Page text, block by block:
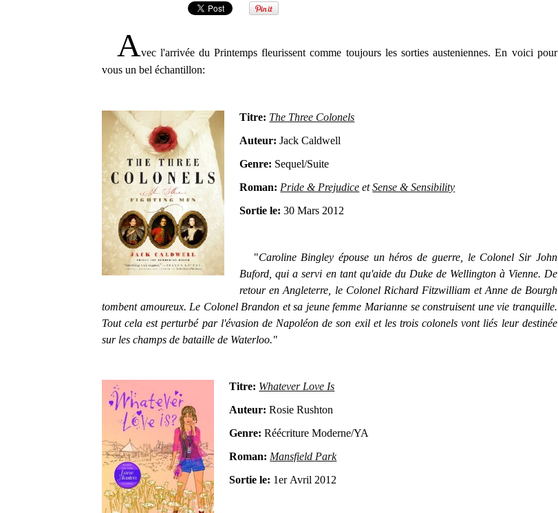
A vec l'arrivée du Printemps fleurissent comme toujours les sorties austeniennes. En voici pour
vous un bel échantillon:
Titre: The Three Colonels
Auteur: Jack Caldwell
Genre: Sequel/Suite
Roman: Pride & Prejudice etSense & Sensibility
Sortie le: 30 Mars 2012
"Caroline Bingley épouse un héros de guerre, le Colonel Sir John
Buford, qui a servi en tant qu'aide du Duke de Wellington à Vienne. De
retour en Angleterre, le Colonel Richard Fitzwilliam et Anne de Bourgh
tombent amoureux. Le Colonel Brandon et sa jeune femme Marianne se construisent une vie tranquille.
Tout cela est perturbé par l'évasion de Napoléon de son exil et les trois colonels vont liés leur destinée
sur les champs de bataille de Waterloo."
Titre: Whatever Love Is
Auteur: Rosie Rushton
Genre:Réécriture Moderne/YA
Roman: Mansfield Park
Sortie le: 1er Avril 2012